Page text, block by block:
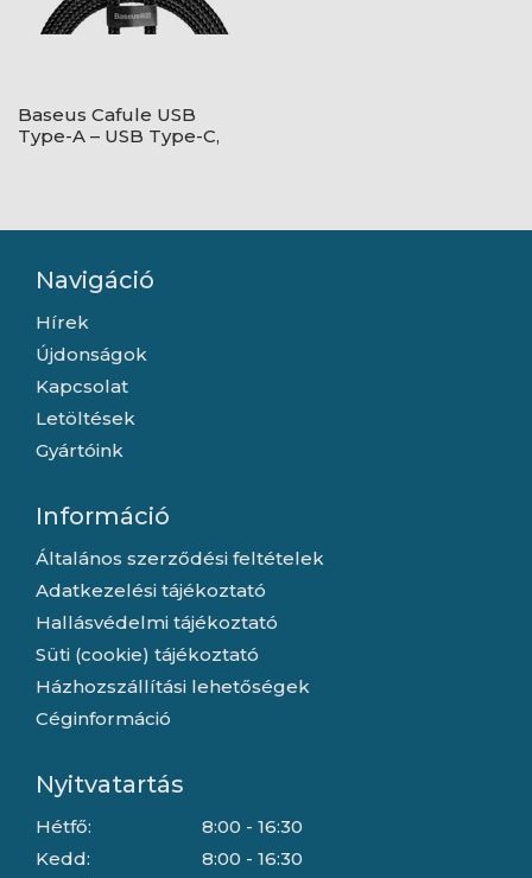
Baseus Cafule USB
Type-A – USB Type-C,
Navigáció
Hírek
Újdonságok
Kapcsolat
Letöltések
Gyártóink
Információ
Általános szerződési feltételek
Adatkezelési tájékoztató
Hallásvédelmi tájékoztató
Süti (cookie) tájékoztató
Házhozszállítási lehetőségek
Céginformáció
Nyitvatartás
Hétfő:
Kedd:
8:00 - 16:30
8:00 - 16:30